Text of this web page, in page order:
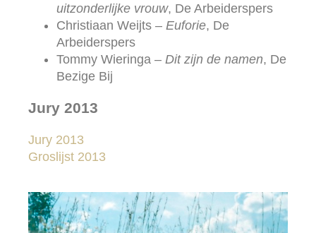
uitzonderlijke vrouw, De Arbeiderspers
Christiaan Weijts – Euforie, De
Arbeiderspers
Tommy Wieringa – Dit zijn de namen, De
Bezige Bij
Jury 2013
Jury 2013
Groslijst 2013